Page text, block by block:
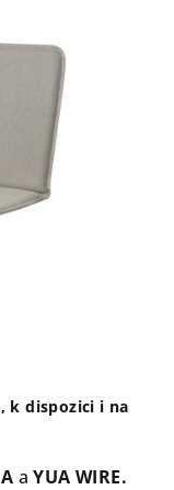
k dispozici i na
aYUA WIRE.